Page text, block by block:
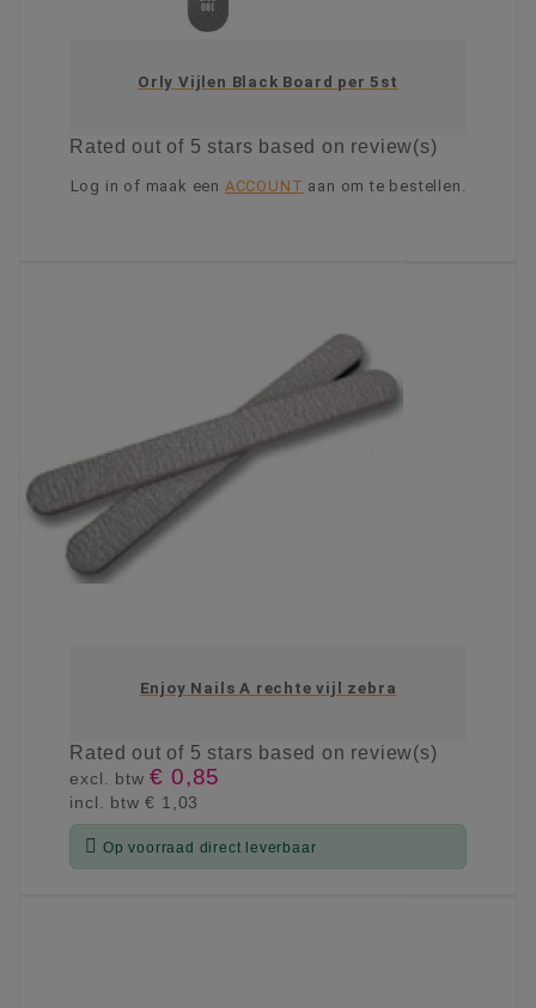
Orly Vijlen Black Board per 5st
Ratedout of 5 stars based on review(s)
Log in of maak een ACCOUNT aan om te bestellen.
Enjoy Nails A rechte vijl zebra
Ratedout of 5 stars based on review(s)
excl. btw€ 0,85
incl. btw€ 1,03
 Op voorraad direct leverbaar